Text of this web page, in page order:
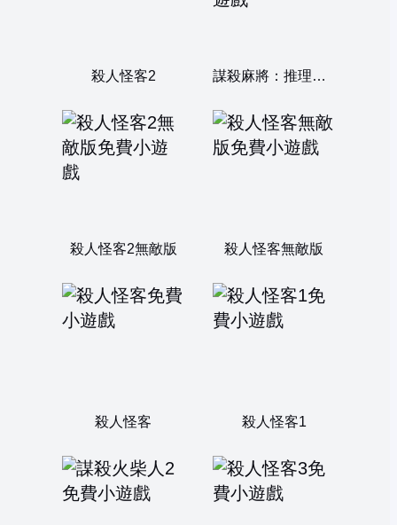
殺人怪客2 謀殺麻將：推理迷局
殺人怪客2無敵版 殺人怪客無敵版
殺人怪客 殺人怪客1